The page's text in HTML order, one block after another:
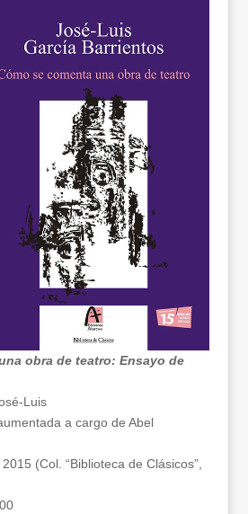
obra de teatro: Ensayo de
Luis
a cargo de Abel
(Col. “Biblioteca de Clásicos”,